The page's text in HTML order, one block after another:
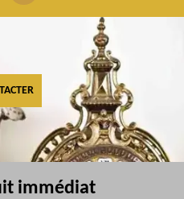
immédiat